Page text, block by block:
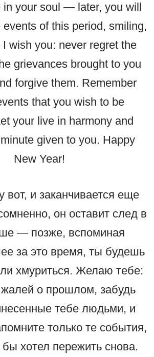
in your soul — later, you will
events of this period, smiling,
wish you: never regret the
grievances brought to you
forgive them. Remember
that you wish to be
your live in harmony and
given to you. Happy
New Year!
вот, и заканчивается еще
он оставит след в
— позже, вспоминая
за это время, ты будешь
хмуриться. Желаю тебе:
жалей о прошлом, забудь
тебе людьми, и
только те события,
хотел пережить снова.